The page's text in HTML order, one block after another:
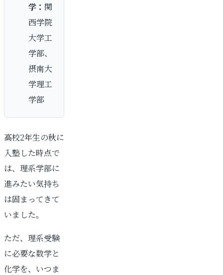
学： 関
西学院
大学工
学部、
摂南大
学理工
学部
高校2年生の秋に
入塾した時点で
は、理系学部に
進みたい気持ち
は固まってきて
いました。
ただ、理系受験
に必要な数学と
化学を、いつま